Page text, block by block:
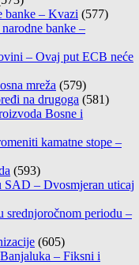
banke – Kvazi (577)
banke –
– Ovaj put ECB neće
mreža (579)
na drugoga (581)
Bosne i
kamatne stope –
(593)
SAD – Dvosmjeran uticaj
srednjoročnom periodu –
(605)
– Fiksni i